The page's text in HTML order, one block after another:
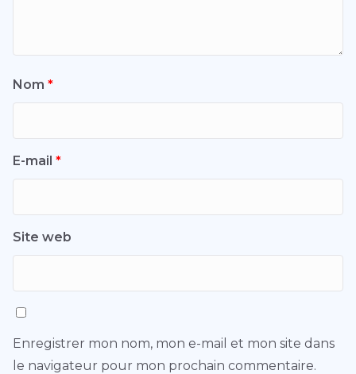
Nom *
E-mail *
Site web
Enregistrer mon nom, mon e-mail et mon site dans
le navigateur pour mon prochain commentaire.